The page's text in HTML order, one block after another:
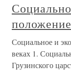
Социальное и
веках 1.
Грузинского